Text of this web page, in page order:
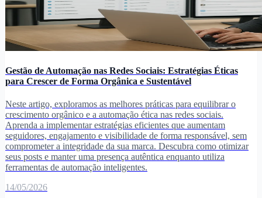
Gestão de Automação nas Redes Sociais: Estratégias Éticas
para Crescer de Forma Orgânica e Sustentável
Neste artigo, exploramos as melhores práticas para equilibrar o
crescimento orgânico e a automação ética nas redes sociais.
Aprenda a implementar estratégias eficientes que aumentam
seguidores, engajamento e visibilidade de forma responsável, sem
comprometer a integridade da sua marca. Descubra como otimizar
seus posts e manter uma presença autêntica enquanto utiliza
ferramentas de automação inteligentes.
14/05/2026